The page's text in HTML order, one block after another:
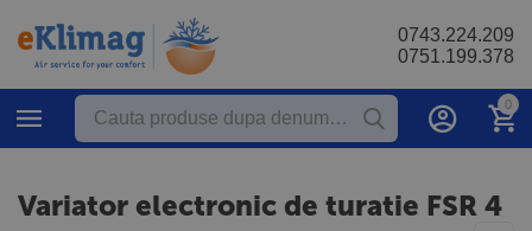
0743.224.209
0751.199.378
0
Variator electronic de turatie FSR 4